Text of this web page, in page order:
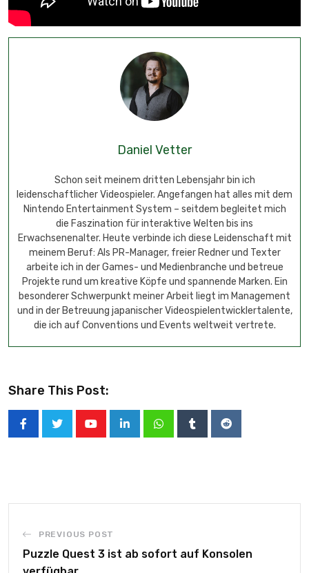
Daniel Vetter
Schon seit meinem dritten Lebensjahr bin ich
leidenschaftlicher Videospieler. Angefangen hat alles mit dem
Nintendo Entertainment System – seitdem begleitet mich
die Faszination für interaktive Welten bis ins
Erwachsenenalter. Heute verbinde ich diese Leidenschaft mit
meinem Beruf: Als PR-Manager, freier Redner und Texter
arbeite ich in der Games- und Medienbranche und betreue
Projekte rund um kreative Köpfe und spannende Marken. Ein
besonderer Schwerpunkt meiner Arbeit liegt im Management
und in der Betreuung japanischer Videospielentwicklertalente,
die ich auf Conventions und Events weltweit vertrete.
Share This Post:
PREVIOUS POST
Puzzle Quest 3 ist ab sofort auf Konsolen